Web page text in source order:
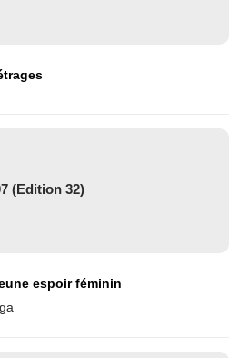
(Edition 32)
espoir féminin